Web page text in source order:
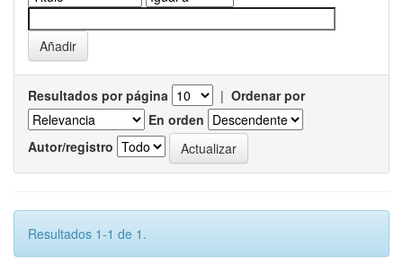
Resultados por página | Ordenar por
En orden
Autor/registro
Resultados 1-1 de 1.